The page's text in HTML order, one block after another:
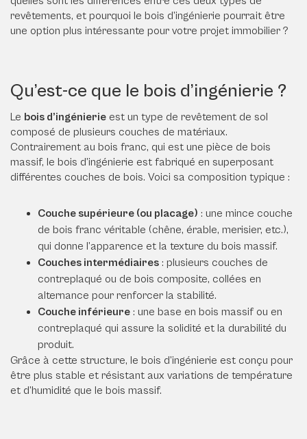
revêtements, et pourquoi le bois d’ingénierie pourrait être
une option plus intéressante pour votre projet immobilier ?
Qu’est-ce que le bois d’ingénierie ?
Le bois d’ingénierie est un type de revêtement de sol
composé de plusieurs couches de matériaux.
Contrairement au bois franc, qui est une pièce de bois
massif, le bois d’ingénierie est fabriqué en superposant
différentes couches de bois. Voici sa composition typique :
Couche supérieure (ou placage) : une mince couche
de bois franc véritable (chêne, érable, merisier, etc.),
qui donne l’apparence et la texture du bois massif.
Couches intermédiaires : plusieurs couches de
contreplaqué ou de bois composite, collées en
alternance pour renforcer la stabilité.
Couche inférieure : une base en bois massif ou en
contreplaqué qui assure la solidité et la durabilité du
produit.
Grâce à cette structure, le bois d’ingénierie est conçu pour
être plus stable et résistant aux variations de température
et d’humidité que le bois massif.